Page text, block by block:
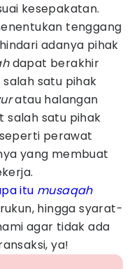
kesepakatan.
tenggang
adanya pihak
dapat berakhir
satu pihak
atau halangan
salah satu pihak
perawat
yang membuat
itu musaqah
hingga syarat-
agar tidak ada
ya!